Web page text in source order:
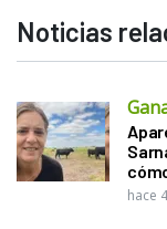
Noticias
hace